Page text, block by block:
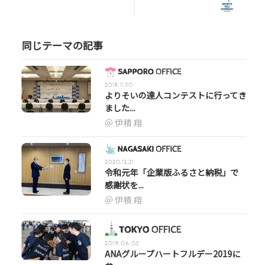
同じテーマの記事
2018.11.30
よりそいの達人コンテストに行ってき
ました...
伊積 翔
2020.12.21
令和元年「企業版ふるさと納税」で
感謝状を...
伊積 翔
2019.06.03
ANAグループハートフルデー2019に